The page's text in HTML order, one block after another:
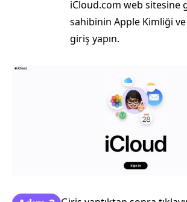
iCloud.com web sitesine
sahibinin Apple Kimliği ve
giriş yapın.